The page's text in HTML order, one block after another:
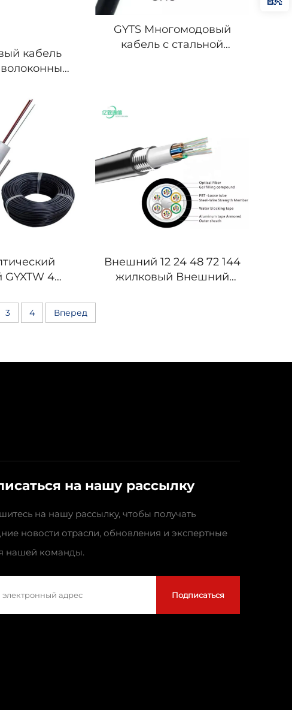
кабель
GYTS Многомодовый
кабель с стальной
4B1
Внешний 12 24 48 72 144
жилковый Внешний
3 4 Вперед
на нашу рассылку
на нашу рассылку, чтобы получать
новости отрасли, обновления и экспертные
нашей команды.
Подписаться